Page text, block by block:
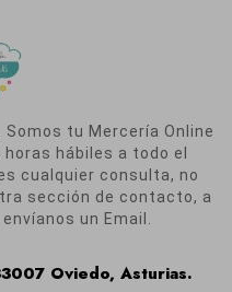
tu Mercería Online
hábiles a todo el
cualquier consulta, no
sección de contacto, a
un Email.
Oviedo, Asturias.